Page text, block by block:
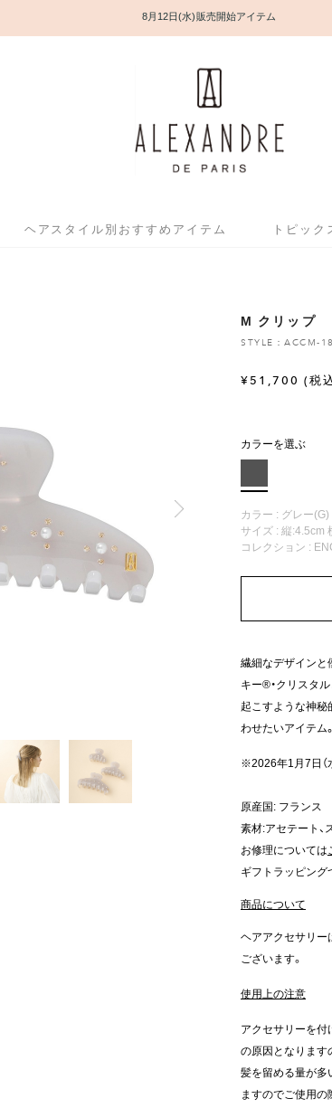
8月12日(水) 販売開始アイテム
ヘアスタイル別おすすめアイテム トピック
M クリップ
STYLE：ACCM-
¥51,700 (税
カラーを選ぶ
カラー : グレー(G)
サイズ : 縦:4.5cm
コレクション :
繊細なデザインと
キー®・クリスタ
起こすような神
わせたいアイテム。
※2026年1月7日（
原産国: フランス
素材:アセテート、
お修理については
ギフトラッピング
商品について
ヘアアクセサリー
ございます。
使用上の注意
アクセサリーを付
の原因となります
髪を留める量が多
ますのでご使用の